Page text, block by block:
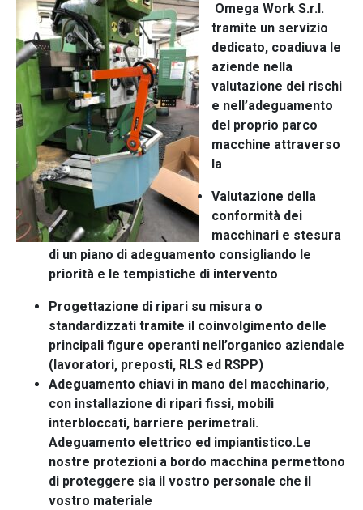
Omega Work S.r.l.
tramite un servizio
dedicato, coadiuva le
aziende nella
valutazione dei rischi
e nell’adeguamento
del proprio parco
macchine attraverso
la
Valutazione della
conformità dei
macchinari e stesura
di un piano di adeguamento consigliando le
priorità e le tempistiche di intervento
Progettazione di ripari su misura o
standardizzati tramite il coinvolgimento delle
principali figure operanti nell’organico aziendale
(lavoratori, preposti, RLS ed RSPP)
Adeguamento chiavi in mano del macchinario,
con installazione di ripari fissi, mobili
interbloccati, barriere perimetrali.
Adeguamento elettrico ed impiantistico.Le
nostre protezioni a bordo macchina permettono
di proteggere sia il vostro personale che il
vostro materiale